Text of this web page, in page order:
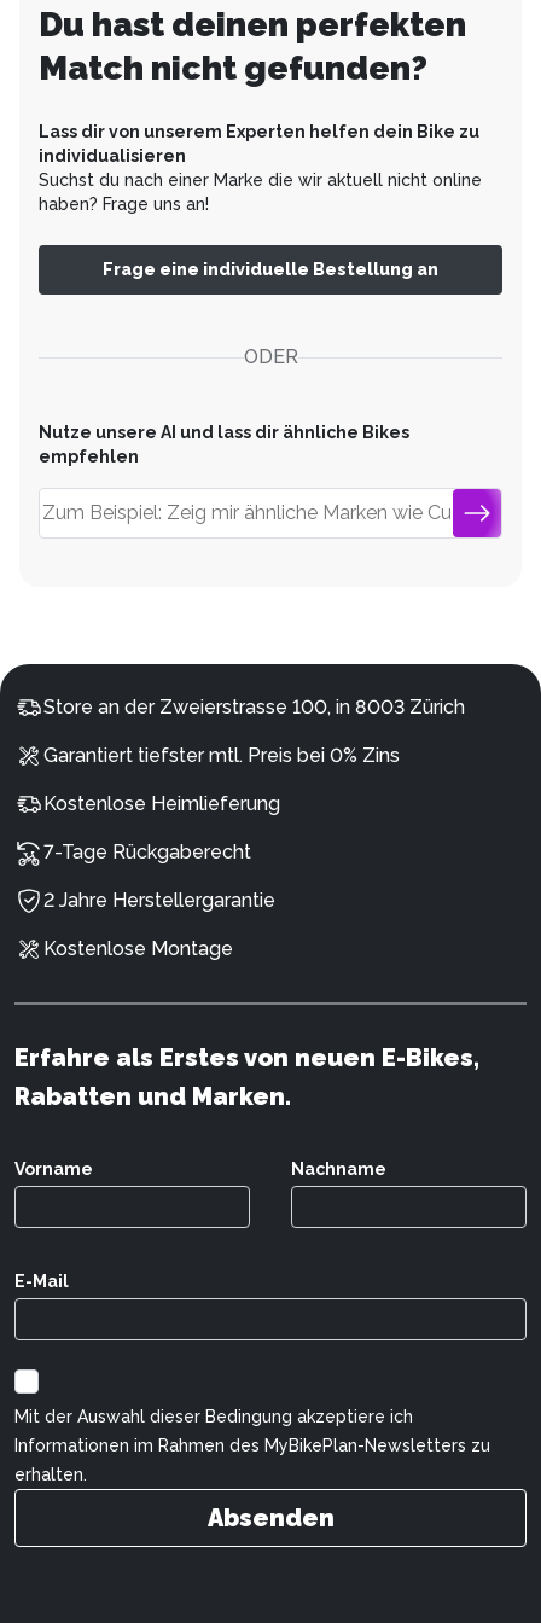
Du hast deinen perfekten
Match nicht gefunden?
Lass dir von unserem Experten helfen dein Bike zu
individualisieren
Suchst du nach einer Marke die wir aktuell nicht online
haben? Frage uns an!
Frage eine individuelle Bestellung an
ODER
Nutze unsere AI und lass dir ähnliche Bikes
empfehlen
Store an der Zweierstrasse 100, in 8003 Zürich
Garantiert tiefster mtl. Preis bei 0% Zins
Kostenlose Heimlieferung
7-Tage Rückgaberecht
2 Jahre Herstellergarantie
Kostenlose Montage
Erfahre als Erstes von neuen E-Bikes,
Rabatten und Marken.
Vorname Nachname
E-Mail
Mit der Auswahl dieser Bedingung akzeptiere ich
Informationen im Rahmen des MyBikePlan-Newsletters zu
erhalten.
Absenden